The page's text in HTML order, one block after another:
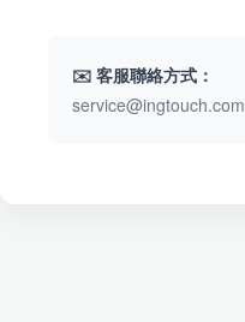
✉️ 客服聯絡方式：
service@ingtouch.com